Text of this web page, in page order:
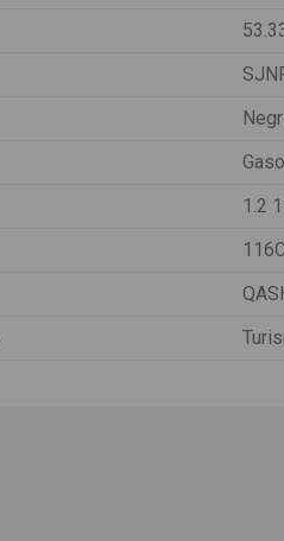
1.2